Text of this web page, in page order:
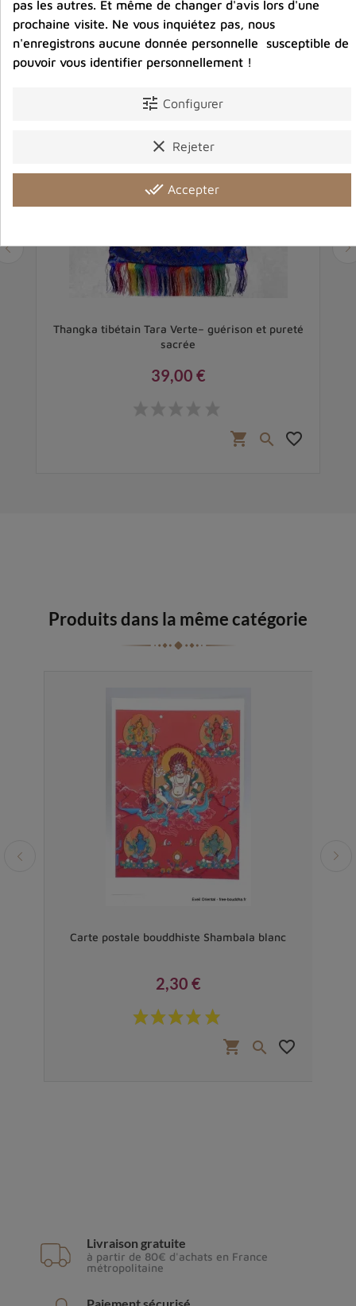
Vous aimerez aussi
Thangka tibétain Tara Verte– guérison et pureté
sacrée
39,00 €
shopping_cart  favorite_border
Produits dans la même catégorie
Carte postale bouddhiste Shambala blanc
Prix
2,30 €
shopping_cart  favorite_border
Livraison gratuite
à partir de 80€ d'achats en France
métropolitaine
pas les autres. Et même de changer d'avis lors d'une
prochaine visite. Ne vous inquiétez pas, nous
n'enregistrons aucune donnée personnelle susceptible de
pouvoir vous identifier personnellement !
tune Configurer
clear Rejeter
done_all Accepter